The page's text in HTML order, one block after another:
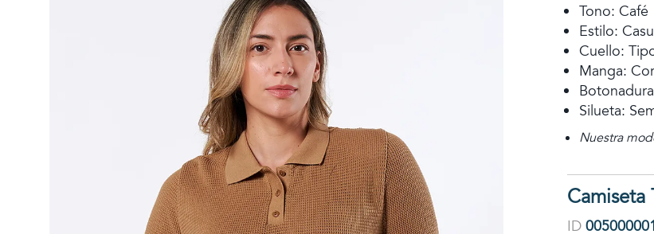
Tono: Café
Estilo:
Cuello:
Manga:
Silueta:
Nuestra
Camiseta
ID